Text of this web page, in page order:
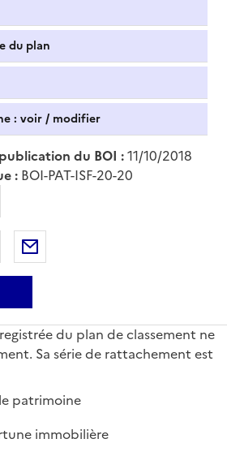
du plan
: voir / modifier
du BOI :11/10/2018
: BOI-PAT-ISF-20-20
au format pdf
sur Twitter
Partager sur LinkedIn
du plan de classement ne
Sa série de rattachement est
patrimoine
immobilière